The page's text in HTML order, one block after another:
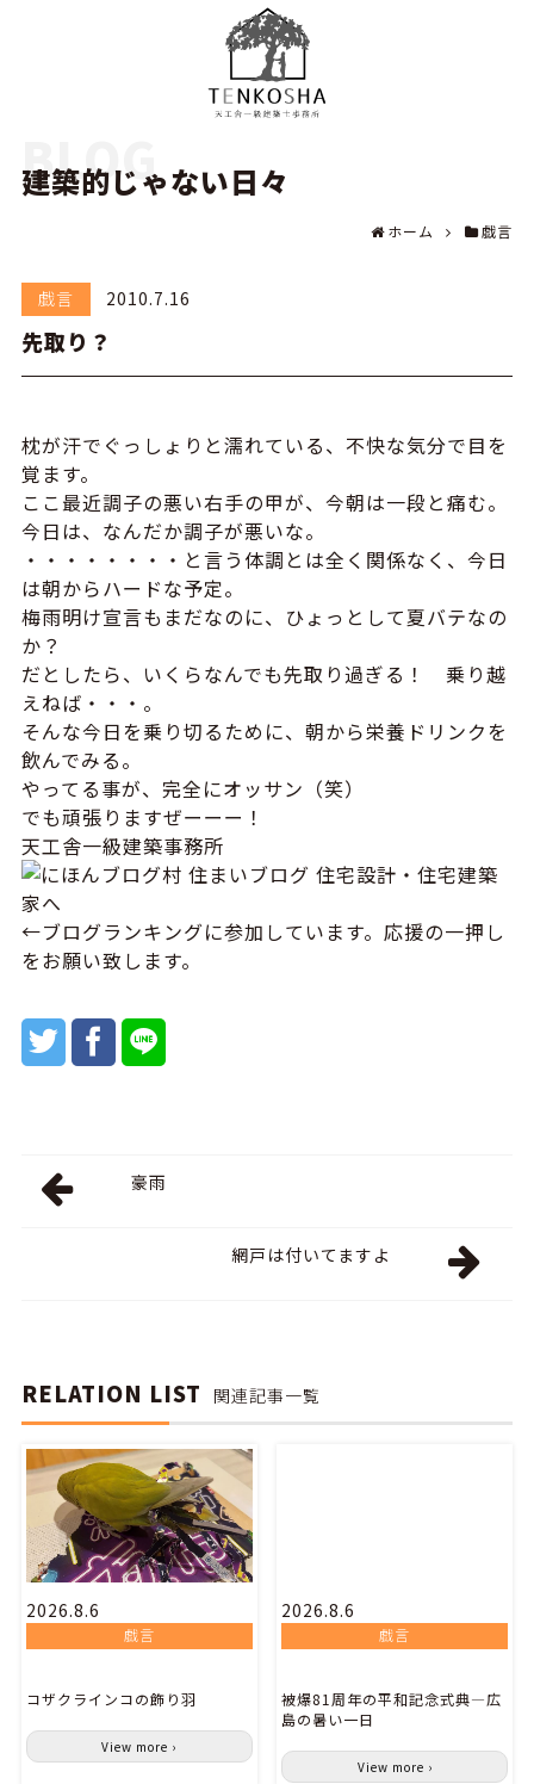
BLOG
建築的じゃない日々
ホーム 戯言
戯言 2010.7.16
先取り？
枕が汗でぐっしょりと濡れている、不快な気分で目を
覚ます。
ここ最近調子の悪い右手の甲が、今朝は一段と痛む。
今日は、なんだか調子が悪いな。
・・・・・・・・と言う体調とは全く関係なく、今日
は朝からハードな予定。
梅雨明け宣言もまだなのに、ひょっとして夏バテなの
か？
だとしたら、いくらなんでも先取り過ぎる！ 乗り越
えねば・・・。
そんな今日を乗り切るために、朝から栄養ドリンクを
飲んでみる。
やってる事が、完全にオッサン（笑）
でも頑張りますぜーーー！
天工舎一級建築事務所
←ブログランキングに参加しています。応援の一押し
をお願い致します。
豪雨
網戸は付いてますよ
RELATION LIST 関連記事一覧
2026.8.6
戯言
コザクラインコの飾り羽
View more ›
2026.8.6
戯言
被爆81周年の平和記念式典―広
島の暑い一日
View more ›